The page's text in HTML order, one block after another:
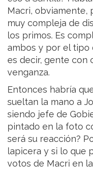
Macri, obviamente,
muy compleja de
los primos. Es
ambos y por el tipo
es decir, gente con
venganza.
Entonces habría
sueltan la mano a
siendo jefe de
pintado en la foto
será su reacción?
lapicera y si lo que
votos de Macri en